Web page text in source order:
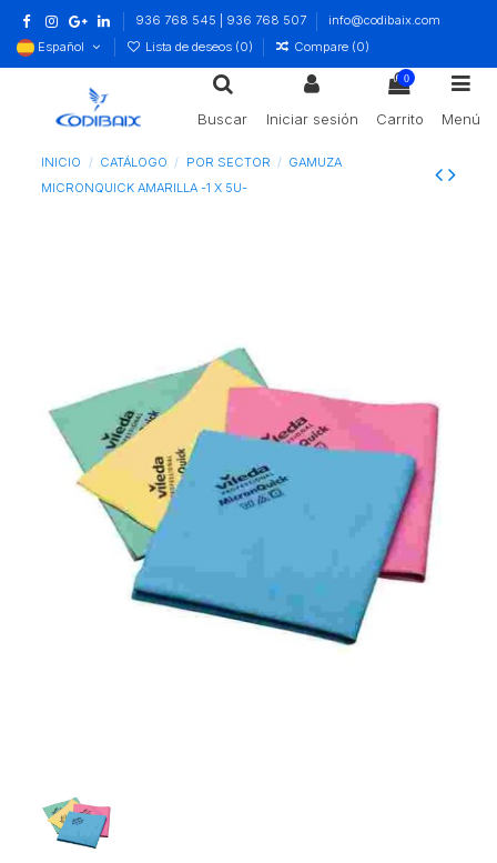
936 768 545 | 936 768 507
info@codibaix.com
Español
Lista de deseos (0) Compare (0)
Buscar Iniciar sesión
0
Carrito Menú
INICIO CATÁLOGO POR SECTOR
GAMUZA
MICRONQUICK AMARILLA -1 X 5U-